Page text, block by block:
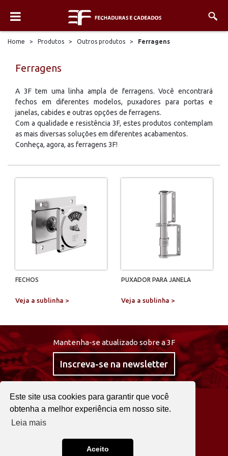
Este site usa cookies para garantir que você
obtenha a melhor experiência em nosso site.
Leia mais
Aceito
Home > Produtos > Outros produtos > Ferragens
Ferragens
A 3F tem uma linha ampla de ferragens. Você encontrará
fechos em diferentes modelos, puxadores para portas e
janelas, cabides e outras opções de ferragens.
Com a qualidade e resistência 3F, estes produtos contemplam
as mais diversas soluções em diferentes acabamentos.
Conheça, agora, as ferragens 3F!
FECHOS
Veja a sublinha >
PUXADOR PARA JANELA
Veja a sublinha >
Mantenha-se atualizado sobre a 3F
Inscreva-se na newsletter
@curta3f
3F © 2026. TODOS OS DIREITOS RESERVADOS